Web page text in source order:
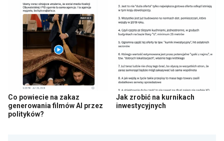
Co powiecie na zakaz
generowania filmów AI przez
polityków?
Jak zrobić na kurnikach
inwestycyjnych